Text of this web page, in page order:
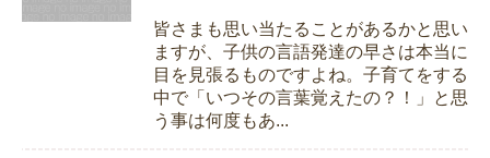
皆さまも思い当たることがあるかと思い
ますが、子供の言語発達の早さは本当に
目を見張るものですよね。子育てをする
中で「いつその言葉覚えたの？！」と思
う事は何度もあ...